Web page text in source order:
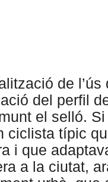
de
del perfil
el selló.
ciclista típic
i que
a la ciutat,